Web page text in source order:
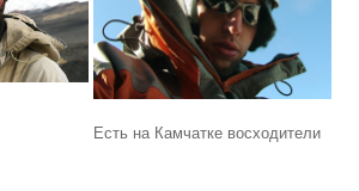
Есть на Камчатке восходители